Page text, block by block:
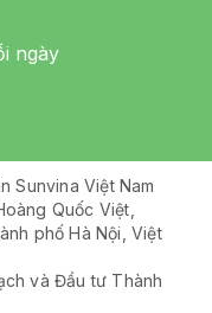
ngày
Sunvina Việt Nam
Quốc Việt,
phố Hà Nội, Việt
và Đầu tư Thành